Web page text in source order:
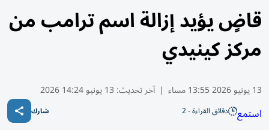
قاضٍ يؤيد إزالة اسم ترامب من
مركز كينيدي
13 يونيو 2026 13:55 مساء | آخر تحديث: 13 يونيو 14:24 2026
استمع دقائق القراءة - 2 شارك